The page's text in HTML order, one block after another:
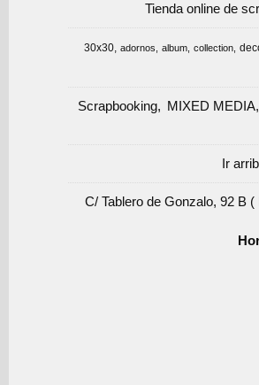
Tienda online de
30x30 adornos album collection
Scrapbooking MIXED MEDIA
Ir
C/ Tablero de Gonzalo, 92 B